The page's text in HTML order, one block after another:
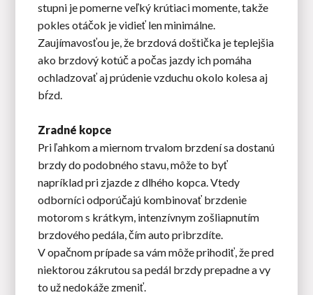
stupni je pomerne veľký krútiaci momente, takže
pokles otáčok je vidieť len minimálne.
Zaujímavosťou je, že brzdová doštička je teplejšia
ako brzdový kotúč a počas jazdy ich pomáha
ochladzovať aj prúdenie vzduchu okolo kolesa aj
bŕzd.
Zradné kopce
Pri ľahkom a miernom trvalom brzdení sa dostanú
brzdy do podobného stavu, môže to byť
napríklad pri zjazde z dlhého kopca. Vtedy
odborníci odporúčajú kombinovať brzdenie
motorom s krátkym, intenzívnym zošliapnutím
brzdového pedála, čím auto pribrzdíte.
V opačnom prípade sa vám môže prihodiť, že pred
niektorou zákrutou sa pedál brzdy prepadne a vy
to už nedokáže zmeniť.